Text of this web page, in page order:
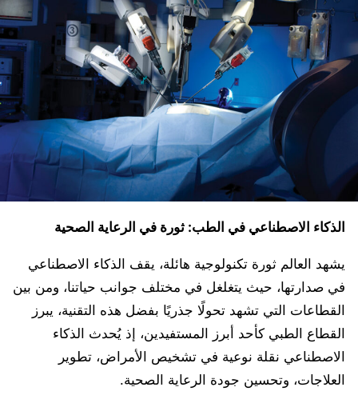
الذكاء الاصطناعي في الطب: ثورة في الرعاية الصحية
يشهد العالم ثورة تكنولوجية هائلة، يقف الذكاء الاصطناعي
في صدارتها، حيث يتغلغل في مختلف جوانب حياتنا، ومن بين
القطاعات التي تشهد تحولًا جذريًا بفضل هذه التقنية، يبرز
القطاع الطبي كأحد أبرز المستفيدين، إذ يُحدث الذكاء
الاصطناعي نقلة نوعية في تشخيص الأمراض، تطوير
العلاجات، وتحسين جودة الرعاية الصحية.